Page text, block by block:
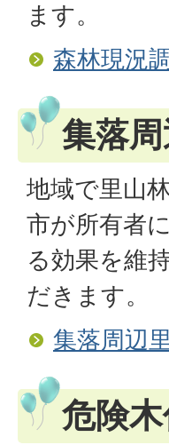
ます。
森林現況
集落
地域で里山
市が所有者
る効果を維
だきます。
集落周辺
危険